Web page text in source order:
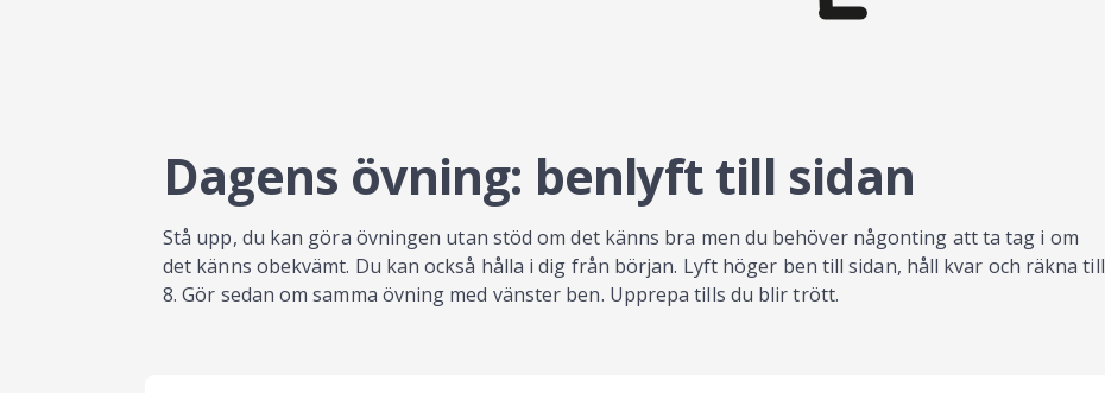
Dagens övning: benlyft till sidan
Stå upp, du kan göra övningen utan stöd om det känns bra men du behöver någonting att ta tag i om
det känns obekvämt. Du kan också hålla i dig från början. Lyft höger ben till sidan, håll kvar och räkna till
8. Gör sedan om samma övning med vänster ben. Upprepa tills du blir trött.